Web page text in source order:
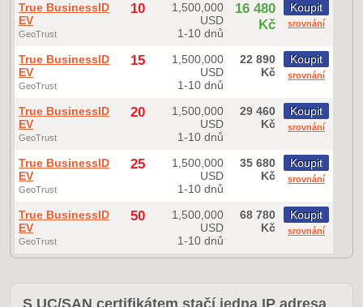
True BusinessID
EV
GeoTrust
10
1,500,000
USD
1-10 dnů
16 480
Kč
Koupit
srovnání
True BusinessID
EV
GeoTrust
15
1,500,000
USD
1-10 dnů
22 890
Kč
Koupit
srovnání
True BusinessID
EV
GeoTrust
20
1,500,000
USD
1-10 dnů
29 460
Kč
Koupit
srovnání
True BusinessID
EV
GeoTrust
25
1,500,000
USD
1-10 dnů
35 680
Kč
Koupit
srovnání
True BusinessID
EV
GeoTrust
50
1,500,000
USD
1-10 dnů
68 780
Kč
Koupit
srovnání